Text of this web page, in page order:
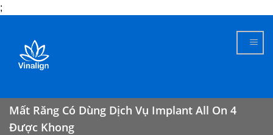
;
content
Mất Răng Có Dùng Dịch Vụ Implant All On 4
Được Khong